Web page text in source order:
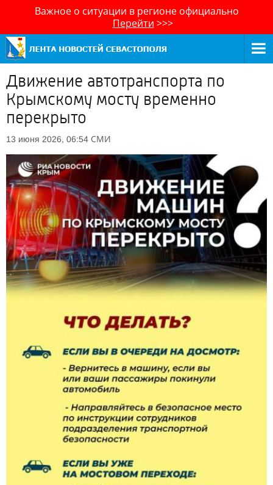
Важное о ситуации в регионе официально
Перейти >>>
Движение автотранспорта по
Крымскому мосту временно
перекрыто
13 июня 2026, 06:54 СМИ